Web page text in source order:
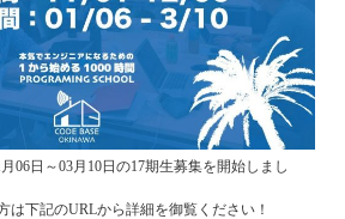
06日～03月10日の17期生募集を開始しまし
は下記のURLから詳細を御覧ください！